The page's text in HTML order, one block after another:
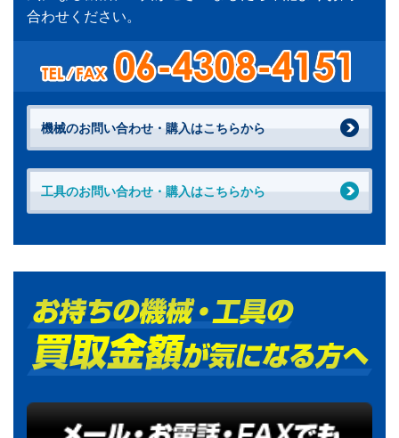
合わせください。
機械のお問い合わせ・購入はこちらから
工具のお問い合わせ・購入はこちらから